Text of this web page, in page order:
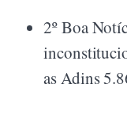
2º Boa
as Adins